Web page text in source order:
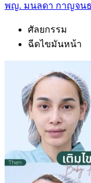
พญ. มนลดา กาญจนธ
ศัลยกรรม
ฉีดไขมันหน้า